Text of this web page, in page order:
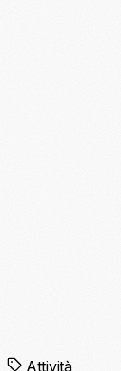
Attività